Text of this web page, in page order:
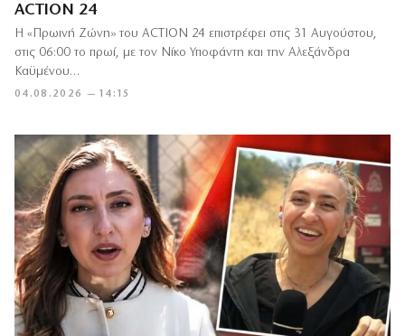
ACTION 24
04.08.2026 — 14:15
Η «Πρωινή Ζώνη» του ACTION 24 επιστρέφει στις 31 Αυγούστου,
στις 06:00 το πρωί, με τον Νίκο Υποφάντη και την Αλεξάνδρα
Καϋμένου…